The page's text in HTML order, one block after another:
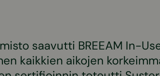
saavutti BREEAM In-
kaikkien aikojen